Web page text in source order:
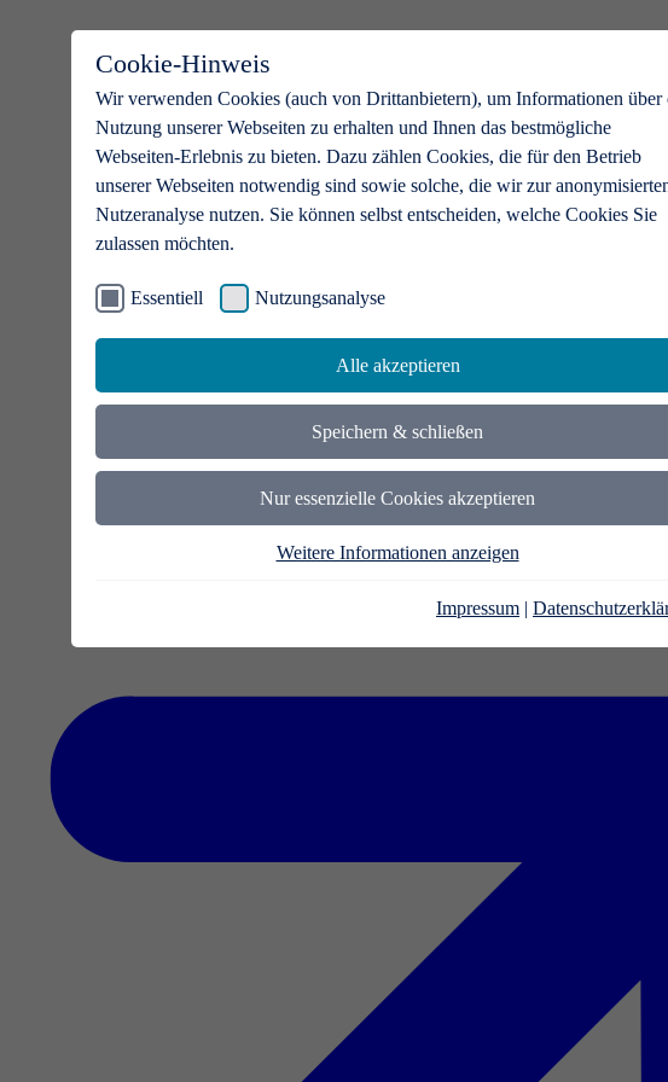
Cookie-Hinweis
Wir verwenden Cookies (auch von Drittanbietern), um Informationen über
Nutzung unserer Webseiten zu erhalten und Ihnen das bestmögliche
Webseiten-Erlebnis zu bieten. Dazu zählen Cookies, die für den Betrieb
unserer Webseiten notwendig sind sowie solche, die wir zur
Nutzeranalyse nutzen. Sie können selbst entscheiden, welche Cookies Sie
zulassen möchten.
Essentiell Nutzungsanalyse
Alle akzeptieren
Speichern & schließen
Nur essenzielle Cookies akzeptieren
Weitere Informationen anzeigen
Impressum |